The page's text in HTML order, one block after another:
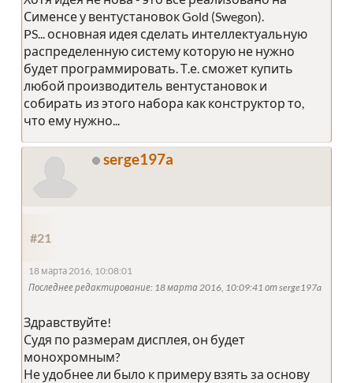
Сименсе у вентустановок Gold (Swegon).
PS... основная идея сделать интеллектуальную
распределенную систему которую не нужно
будет программировать. Т.е. сможет купить
любой производитель вентустановок и
собирать из этого набора как конструктор то,
что ему нужно...
serge197a
#21
18 марта 2016, 10:08:01
Последнее редактирование: 18 марта 2016, 10:09:41 от serge197a
Здравствуйте!
Судя по размерам дисплея, он будет
монохромным?
Не удобнее ли было к примеру взять за основу